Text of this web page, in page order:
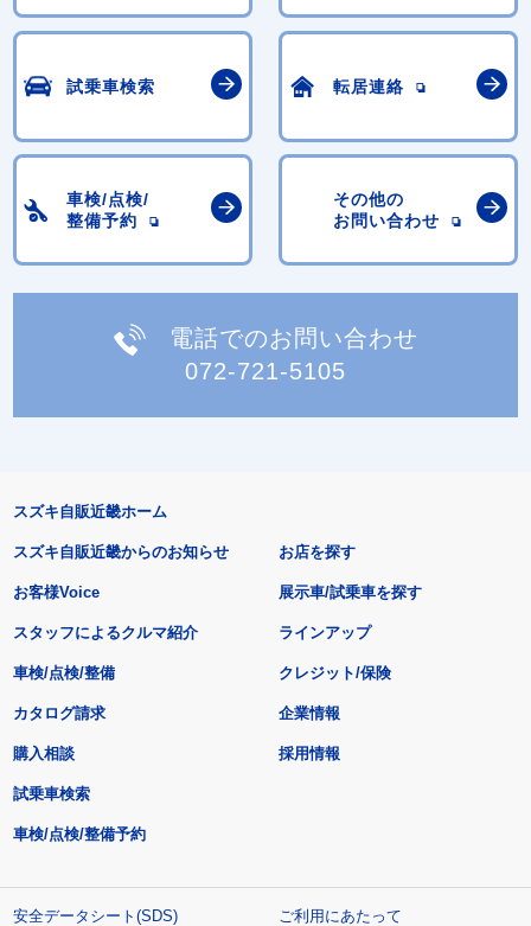
試乗車検索 転居連絡
車検/点検/
整備予約
その他の
お問い合わせ
電話でのお問い合わせ
072-721-5105
スズキ自販近畿ホーム
スズキ自販近畿からのお知らせ
お客様Voice
スタッフによるクルマ紹介
お店を探す
展示車/試乗車を探す
ラインアップ
車検/点検/整備 クレジット/保険
カタログ請求
購入相談
試乗車検索
車検/点検/整備予約
企業情報
採用情報
安全データシート(SDS)
ご利用にあたって